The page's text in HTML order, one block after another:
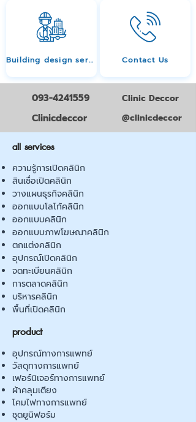
Building design services Contact Us
093-4241559
Clinicdeccor
Clinic Deccor
@clinicdeccor
all services
ความรู้การเปิดคลินิก
สินเชื่อเปิดคลินิก
วางแผนธุรกิจคลินิก
ออกแบบโลโก้คลินิก
ออกแบบคลินิก
ออกแบบภาพโฆษณาคลินิก
ตกแต่งคลินิก
อุปกรณ์เปิดคลินิก
จดทะเบียนคลินิก
การตลาดคลินิก
บริหารคลินิก
พื้นที่เปิดคลินิก
product
อุปกรณ์ทางการแพทย์
วัสดุทางการแพทย์
เฟอร์นิเจอร์ทางการแพทย์
ผ้าคลุมเตียง
โคมไฟทางการแพทย์
ชุดยูนิฟอร์ม